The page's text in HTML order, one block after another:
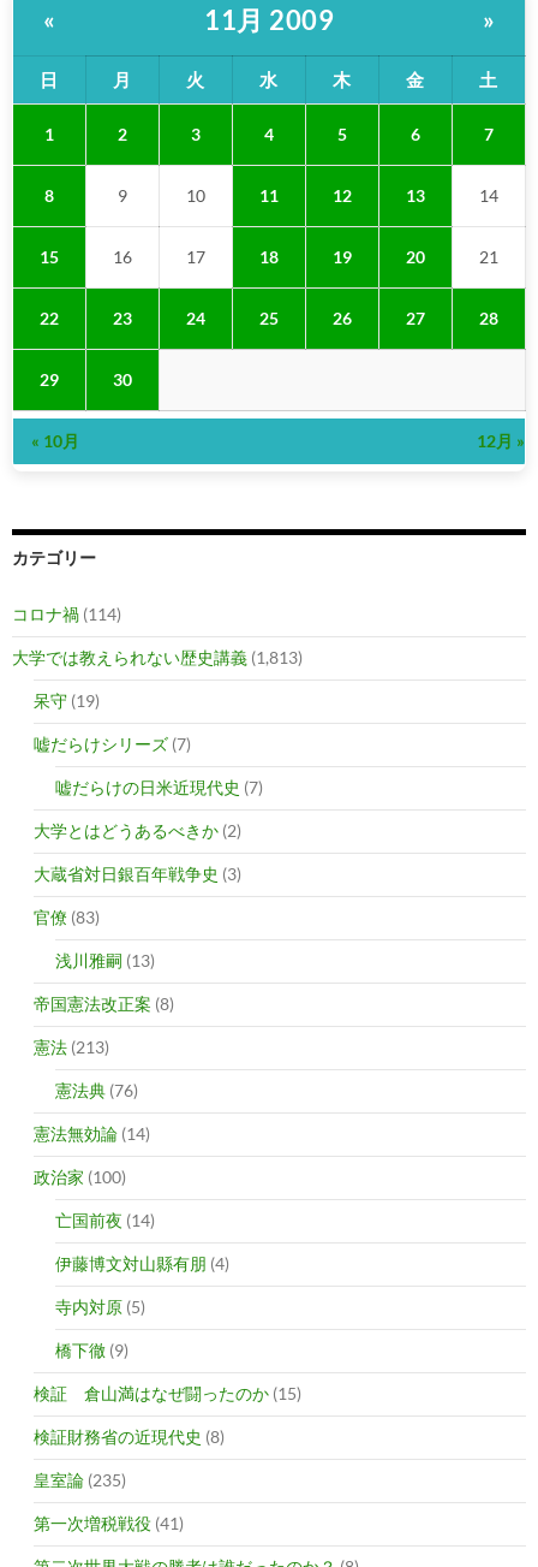
« 11月 2009 »
日 月 火 水 木 金 土
1 2 3 4 5 6 7
8 9 10 11 12 13 14
15 16 17 18 19 20 21
22 23 24 25 26 27 28
29 30
« 10月 12月 »
カテゴリー
コロナ禍 (114)
大学では教えられない歴史講義 (1,813)
呆守 (19)
嘘だらけシリーズ (7)
嘘だらけの日米近現代史 (7)
大学とはどうあるべきか (2)
大蔵省対日銀百年戦争史 (3)
官僚 (83)
浅川雅嗣 (13)
帝国憲法改正案 (8)
憲法 (213)
憲法典 (76)
憲法無効論 (14)
政治家 (100)
亡国前夜 (14)
伊藤博文対山縣有朋 (4)
寺内対原 (5)
橋下徹 (9)
検証 倉山満はなぜ闘ったのか (15)
検証財務省の近現代史 (8)
皇室論 (235)
第一次増税戦役 (41)